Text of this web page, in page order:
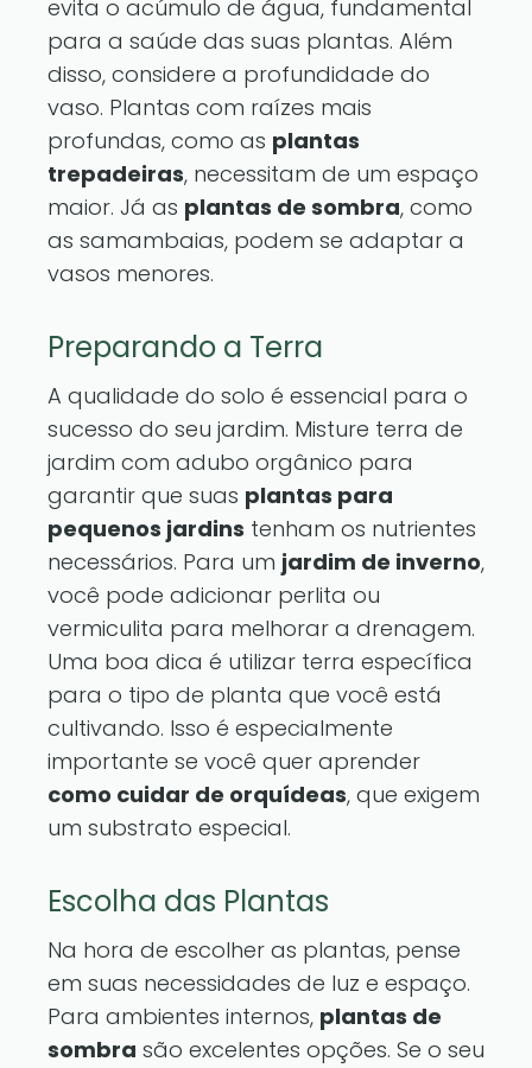
evita o acúmulo de água, fundamental
para a saúde das suas plantas. Além
disso, considere a profundidade do
vaso. Plantas com raízes mais
profundas, como as plantas
trepadeiras, necessitam de um espaço
maior. Já as plantas de sombra, como
as samambaias, podem se adaptar a
vasos menores.
Preparando a Terra
A qualidade do solo é essencial para o
sucesso do seu jardim. Misture terra de
jardim com adubo orgânico para
garantir que suas plantas para
pequenos jardins tenham os nutrientes
necessários. Para um jardim de inverno,
você pode adicionar perlita ou
vermiculita para melhorar a drenagem.
Uma boa dica é utilizar terra específica
para o tipo de planta que você está
cultivando. Isso é especialmente
importante se você quer aprender
como cuidar de orquídeas, que exigem
um substrato especial.
Escolha das Plantas
Na hora de escolher as plantas, pense
em suas necessidades de luz e espaço.
Para ambientes internos, plantas de
sombra são excelentes opções. Se o seu